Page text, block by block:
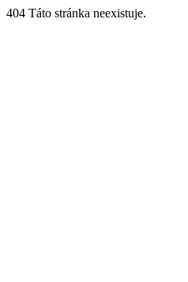
404 Táto stránka neexistuje.